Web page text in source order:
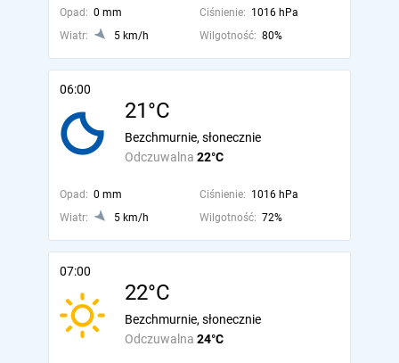
Opad: 0 mm Ciśnienie: 1016 hPa
Wiatr:
5 km/h Wilgotność: 80%
06:00
21°C
Odczuwalna 22°C
Bezchmurnie, słonecznie
Opad: 0 mm Ciśnienie: 1016 hPa
Wiatr:
5 km/h Wilgotność: 72%
07:00
22°C
Odczuwalna 24°C
Bezchmurnie, słonecznie